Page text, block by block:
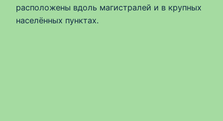
расположены вдоль магистралей и в крупных
населённых пунктах.